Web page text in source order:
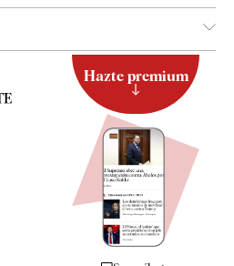
Hazte premium